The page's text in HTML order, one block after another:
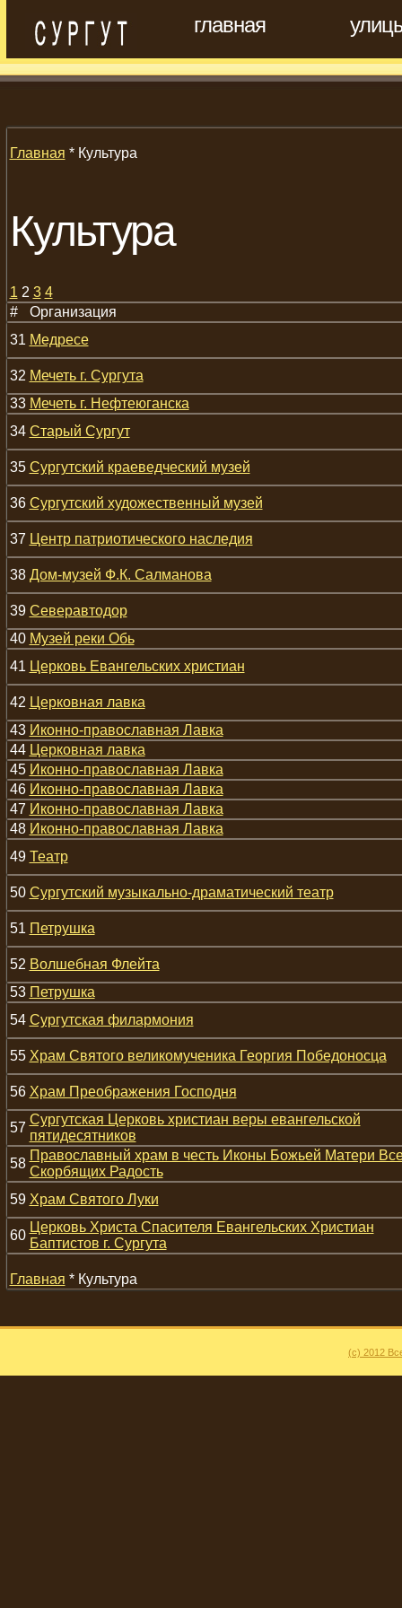
главная
Главная * Культура
Культура
1 2 3 4
#
Организация
31 Медресе
32 Мечеть г. Сургута
33 Мечеть г. Нефтеюганска
34 Старый Сургут
35 Сургутский краеведческий музей
36 Сургутский художественный музей
37 Центр патриотического наследия
38 Дом-музей Ф.К. Салманова
39 Северавтодор
40 Музей реки Обь
41 Церковь Евангельских христиан
42 Церковная лавка
43 Иконно-православная Лавка
44 Церковная лавка
45 Иконно-православная Лавка
46 Иконно-православная Лавка
47 Иконно-православная Лавка
48 Иконно-православная Лавка
49 Театр
50 Сургутский музыкально-драматический театр
51 Петрушка
52 Волшебная Флейта
53 Петрушка
54 Сургутская филармония
55 Храм Святого великомученика Георгия Победоносца
56 Храм Преображения Господня
57
Сургутская Церковь христиан веры евангельской
пятидесятников
58
Православный храм в честь Иконы Божьей Матери
Скорбящих Радость
59 Храм Святого Луки
60
Церковь Христа Спасителя Евангельских Христиан
Баптистов г. Сургута
Главная * Культура
(c) 2012